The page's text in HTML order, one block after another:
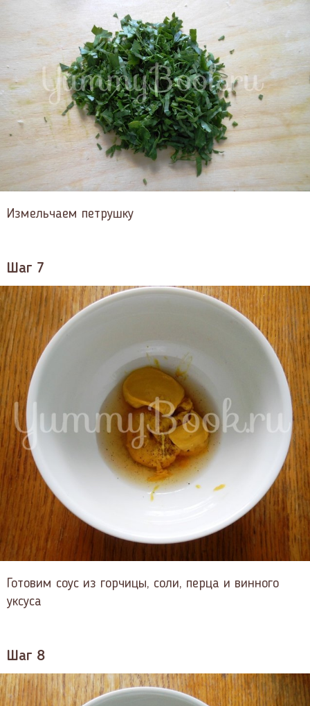
Измельчаем петрушку
Шаг 7
Готовим соус из горчицы, соли, перца и винного
уксуса
Шаг 8